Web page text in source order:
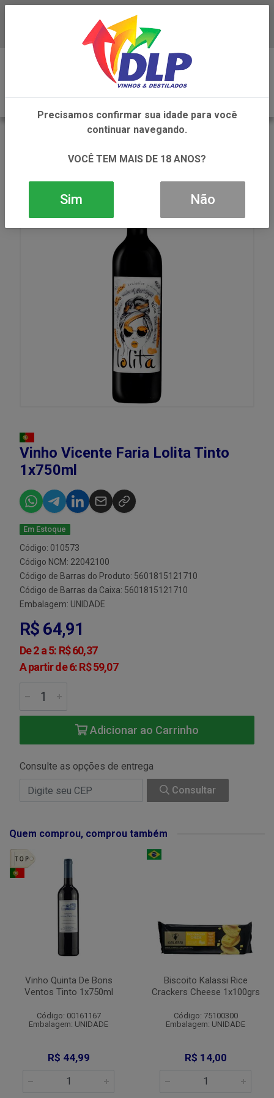
Baixe já o APP da DLP Vinhos
Vinho Vicente Faria Lolita Tinto
1x750ml
Em Estoque
Código: 010573
Código NCM: 22042100
Código de Barras do Produto: 5601815121710
Código de Barras da Caixa: 5601815121710
Embalagem: UNIDADE
R$ 64,91
De 2 a 5: R$ 60,37
A partir de 6: R$ 59,07
Adicionar ao Carrinho
Consulte as opções de entrega
Consultar
Quem comprou, comprou também
Vinho Quinta De Bons
Ventos Tinto 1x750ml
Código: 00161167
Embalagem: UNIDADE
R$ 44,99
Biscoito Kalassi Rice
Crackers Cheese 1x100grs
Código: 75100300
Embalagem: UNIDADE
R$ 14,00
Precisamos confirmar sua idade para você
continuar navegando.
VOCÊ TEM MAIS DE 18 ANOS?
Sim Não